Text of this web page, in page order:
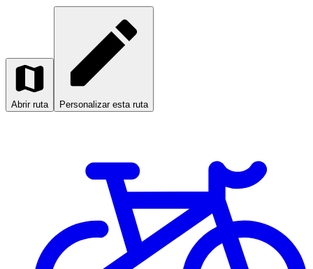
Abrir ruta Personalizar esta ruta